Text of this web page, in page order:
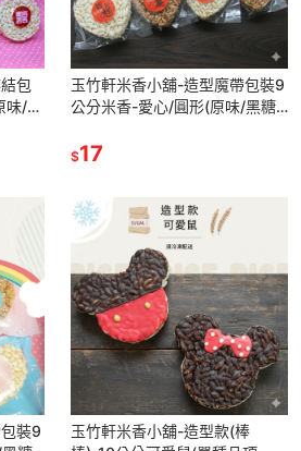
包
味/黑
玉竹軒米香小舖-造型魔帶包裝9
公分米香-愛心/圓形(原味/黑糖/
味至少10個)
$17
裝9
玉竹軒米香小舖-造型款(棒